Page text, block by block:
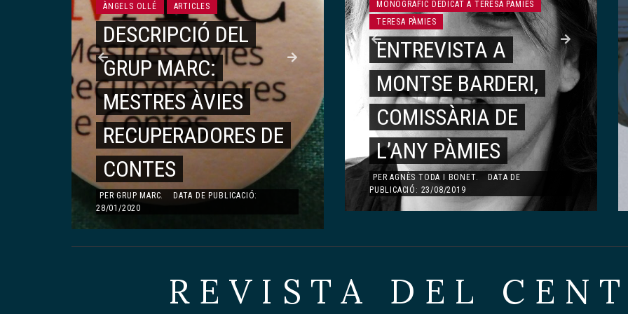
ÀNGELS OLLÉ
ARTICLES
DESCRIPCIÓ DEL
GRUP MARC:
MESTRES ÀVIES
RECUPERADORES DE
CONTES
PERGRUP MARC.
DATA DE PUBLICACIÓ:
28/01/2020
MONOGRÀFIC DEDICAT A ÀNGELS OLLÉ
ÀNGELS OLLÉ
ARTICLES
RECORDS,
VIVÈNCIES…
DOLORS ESQUERDA AYMAMÍ.
DATA DE
PUBLICACIÓ: 13/01/2020
MONOGRÀFIC DEDICAT A TERESA PÀMIES
TERESA PÀMIES
LA PRESÈNCIA DE
TERESA PÀMIES AL II
CONGRÉS MUNDIAL
DE LA JOVENTUT
PERGUILLEM MARTÍNEZ MOLINOS.
PUBLICACIÓ: 23/08/2019
MONOGRÀFIC DEDICAT A TERESA PÀMIES
TERESA PÀMIES
ENTREVISTA A
MONTSE BARDERI,
COMISSÀRIA DE
L’ANY PÀMIES
PERAGNÈS TODA I BONET.
DATA DE
PUBLICACIÓ: 23/08/2019
LITERATURA
ARTÍSTICA
JAPONESA DEL
CENTRE DE LECTURA
DE REUS.
PEREDITOR. DATA DE PUBLICACIÓ: 25/03/2017
REVISTA DEL